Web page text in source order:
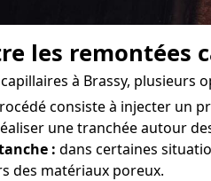
les remontées
à Brassy,
consiste à injecter un
une tranchée autour
: dans certaines
des matériaux poreux.